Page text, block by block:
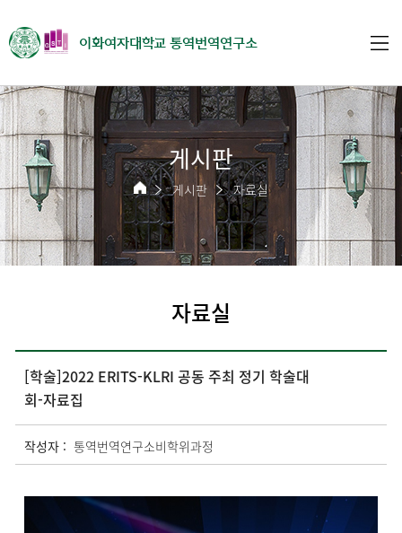
이화여자대학교 통역번역연구소
게시판
게시판 자료실
자료실
[학술]2022 ERITS-KLRI 공동 주최 정기 학술대
회-자료집
작성자 : 통역번역연구소비학위과정